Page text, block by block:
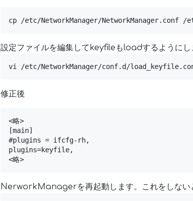
cp /etc/NetworkManager/NetworkManager.conf
設定ファイルを編集してkeyfileもloadするようにし
vi /etc/NetworkManager/conf.d/
修正後
<略>
[main]
#plugins = ifcfg-rh,
plugins=keyfile,
<略>
NerworkManagerを再起動します。これをしない